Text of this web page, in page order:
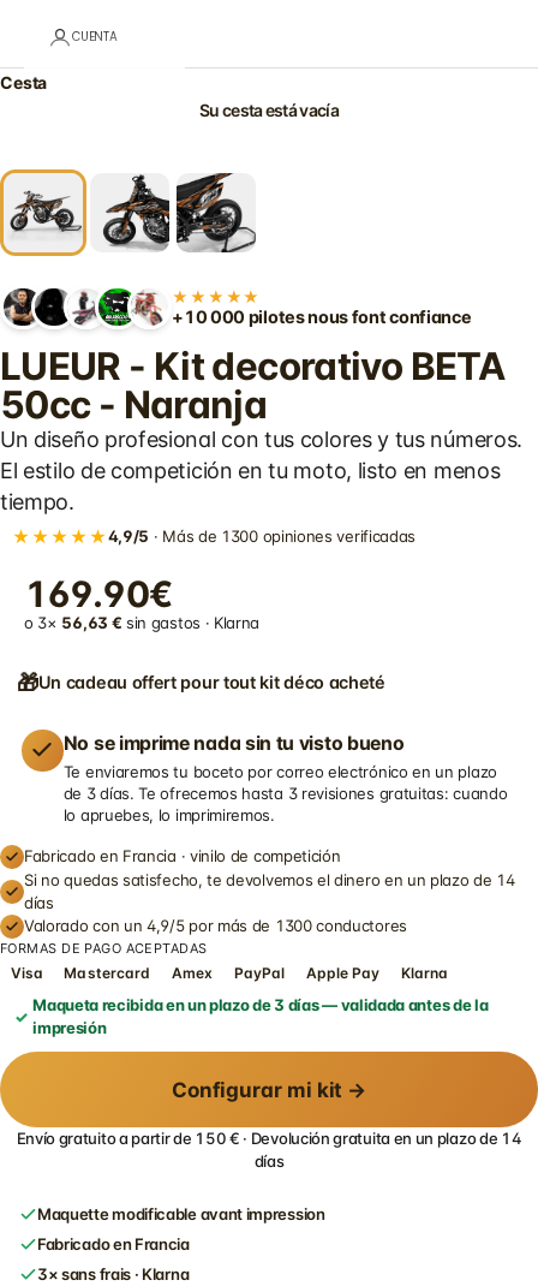
CUENTA
Cesta
Su cesta está vacía
★★★★★
+10 000 pilotes nous font confiance
LUEUR - Kit decorativo BETA
50cc - Naranja
Un diseño profesional con tus colores y tus números.
El estilo de competición en tu moto, listo en menos
tiempo.
★★★★★4,9/5 · Más de 1300 opiniones verificadas
169.90€
o 3× 56,63 € sin gastos · Klarna
🎁Un cadeau offert pour tout kit déco acheté
No se imprime nada sin tu visto bueno
Te enviaremos tu boceto por correo electrónico en un plazo
de 3 días. Te ofrecemos hasta 3 revisiones gratuitas: cuando
lo apruebes, lo imprimiremos.
Fabricado en Francia · vinilo de competición
Si no quedas satisfecho, te devolvemos el dinero en un plazo de 14
días
Valorado con un 4,9/5 por más de 1300 conductores
FORMAS DE PAGO ACEPTADAS
Visa Mastercard Amex PayPal Apple Pay Klarna
Maqueta recibida en un plazo de 3 días — validada antes de la
impresión
Configurar mi kit →
Envío gratuito a partir de 150 € · Devolución gratuita en un plazo de 14
días
Maquette modificable avant impression
Fabricado en Francia
3× sans frais · Klarna